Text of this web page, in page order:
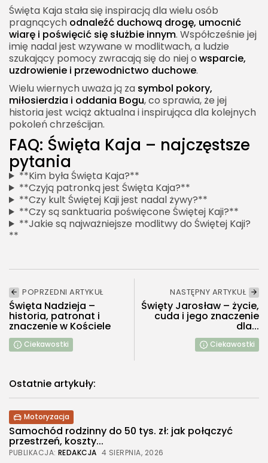
Święta Kaja stała się inspiracją dla wielu osób
pragnących odnaleźć duchową drogę, umocnić
wiarę i poświęcić się służbie innym. Współcześnie jej
imię nadal jest wzywane w modlitwach, a ludzie
szukający pomocy zwracają się do niej o wsparcie,
uzdrowienie i przewodnictwo duchowe.
Wielu wiernych uważa ją za symbol pokory,
miłosierdzia i oddania Bogu, co sprawia, że jej
historia jest wciąż aktualna i inspirująca dla kolejnych
pokoleń chrześcijan.
FAQ: Święta Kaja – najczęstsze
pytania
**Kim była Święta Kaja?**
**Czyją patronką jest Święta Kaja?**
**Czy kult Świętej Kaji jest nadal żywy?**
**Czy są sanktuaria poświęcone Świętej Kaji?**
**Jakie są najważniejsze modlitwy do Świętej Kaji?
**
POPRZEDNI ARTYKUŁ
Święta Nadzieja –
historia, patronat i
znaczenie w Kościele
Ciekawostki
NASTĘPNY ARTYKUŁ
Święty Jarosław – życie,
cuda i jego znaczenie
dla...
Ciekawostki
Ostatnie artykuły:
Motoryzacja
Samochód rodzinny do 50 tys. zł: jak połączyć
przestrzeń, koszty...
PUBLIKACJA: REDAKCJA 4 SIERPNIA, 2026